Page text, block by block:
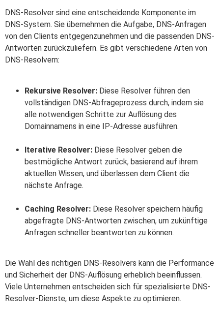
DNS-Resolver sind eine entscheidende Komponente im
DNS-System. Sie übernehmen die Aufgabe, DNS-Anfragen
von den Clients entgegenzunehmen und die passenden DNS-
Antworten zurückzuliefern. Es gibt verschiedene Arten von
DNS-Resolvern:
Rekursive Resolver: Diese Resolver führen den
vollständigen DNS-Abfrageprozess durch, indem sie
alle notwendigen Schritte zur Auflösung des
Domainnamens in eine IP-Adresse ausführen.
Iterative Resolver: Diese Resolver geben die
bestmögliche Antwort zurück, basierend auf ihrem
aktuellen Wissen, und überlassen dem Client die
nächste Anfrage.
Caching Resolver: Diese Resolver speichern häufig
abgefragte DNS-Antworten zwischen, um zukünftige
Anfragen schneller beantworten zu können.
Die Wahl des richtigen DNS-Resolvers kann die Performance
und Sicherheit der DNS-Auflösung erheblich beeinflussen.
Viele Unternehmen entscheiden sich für spezialisierte DNS-
Resolver-Dienste, um diese Aspekte zu optimieren.